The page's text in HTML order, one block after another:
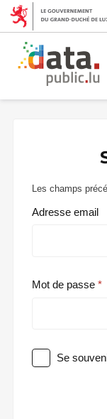
Les champs
Adresse email
Mot de passe
Se